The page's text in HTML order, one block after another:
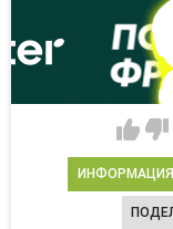
ИНФОРМАЦИЯ